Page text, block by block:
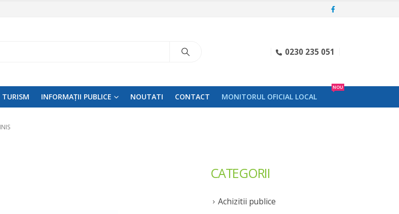
0230 235 051
TURISM INFORMAȚII PUBLICE NOUTATI CONTACT MONITORUL OFICIAL LOCAL
NOU
CATEGORII
Achizitii publice